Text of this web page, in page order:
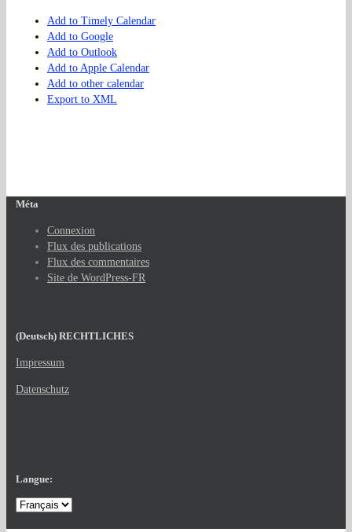
Add to Timely Calendar
Add to Google
Add to Outlook
Add to Apple Calendar
Add to other calendar
Export to XML
Méta
Connexion
Flux des publications
Flux des commentaires
Site de WordPress-FR
(Deutsch) RECHTLICHES
Impressum
Datenschutz
Langue: